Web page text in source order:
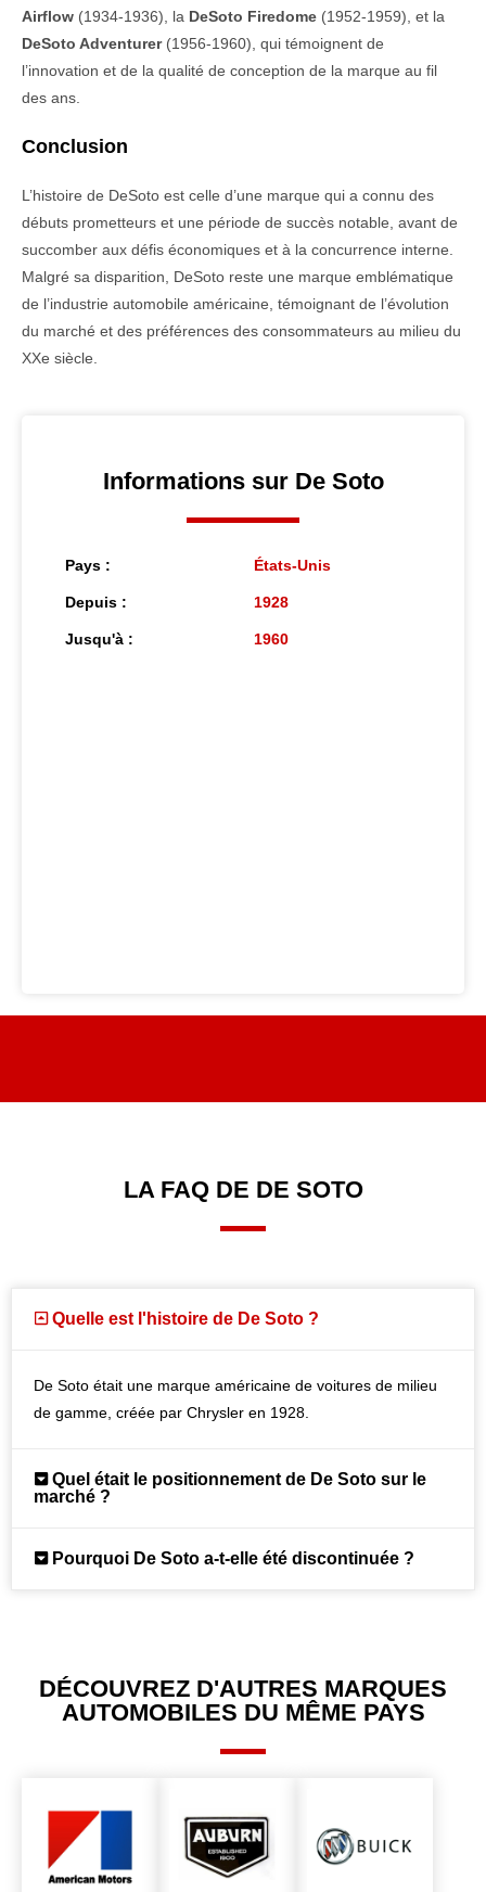
Airflow (1934-1936), la DeSoto Firedome (1952-1959), et la
DeSoto Adventurer(1956-1960), qui témoignent de
l’innovation et de la qualité de conception de la marque au fil
des ans.
Conclusion
L’histoire de DeSoto est celle d’une marque qui a connu des
débuts prometteurs et une période de succès notable, avant de
succomber aux défis économiques et à la concurrence interne.
Malgré sa disparition, DeSoto reste une marque emblématique
de l’industrie automobile américaine, témoignant de l’évolution
du marché et des préférences des consommateurs au milieu du
XXe siècle.
Informations sur De Soto
Pays : États-Unis
Depuis : 1928
Jusqu'à : 1960
LA FAQ DE DE SOTO
Quelle est l'histoire de De Soto ?
De Soto était une marque américaine de voitures de milieu
de gamme, créée par Chrysler en 1928.
Quel était le positionnement de De Soto sur le
marché ?
Pourquoi De Soto a-t-elle été discontinuée ?
DÉCOUVREZ D'AUTRES MARQUES
AUTOMOBILES DU MÊME PAYS